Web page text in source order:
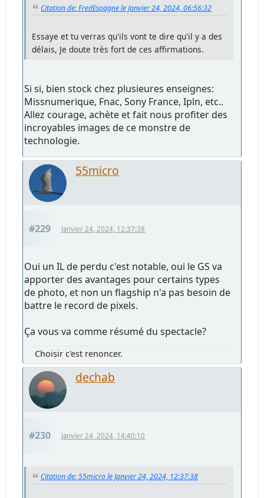
Citation de: FredEspagne le Janvier 24, 2024, 06:56:32
Essaye et tu verras qu'ils vont te dire qu'il y a des
délais, Je doute très fort de ces affirmations.
Si si, bien stock chez plusieures enseignes:
Missnumerique, Fnac, Sony France, Ipln, etc..
Allez courage, achète et fait nous profiter des
incroyables images de ce monstre de
technologie.
55micro
#229 Janvier 24, 2024, 12:37:38
Oui un IL de perdu c'est notable, oui le GS va
apporter des avantages pour certains types
de photo, et non un flagship n'a pas besoin de
battre le record de pixels.
Ça vous va comme résumé du spectacle?
Choisir c'est renoncer.
dechab
#230 Janvier 24, 2024, 14:40:10
Citation de: 55micro le Janvier 24, 2024, 12:37:38